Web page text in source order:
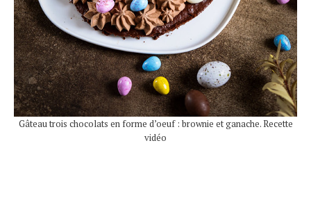
Gâteau trois chocolats en forme d’oeuf : brownie et ganache. Recette
vidéo